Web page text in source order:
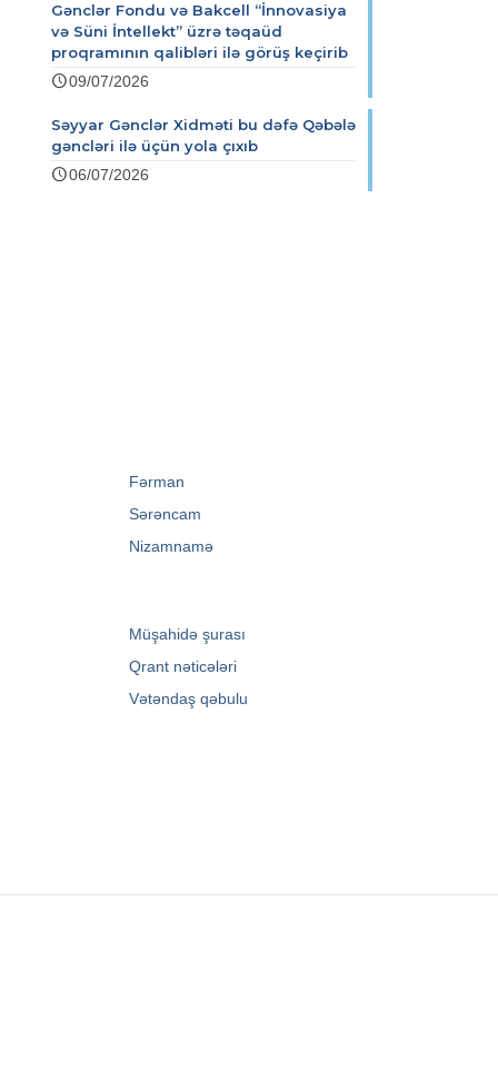
Gənclər Fondu və Bakcell “İnnovasiya
və Süni İntellekt” üzrə təqaüd
proqramının qalibləri ilə görüş keçirib
09/07/2026
Səyyar Gənclər Xidməti bu dəfə Qəbələ
gəncləri ilə üçün yola çıxıb
06/07/2026
Fərman
Sərəncam
Nizamnamə
Müşahidə şurası
Qrant nəticələri
Vətəndaş qəbulu